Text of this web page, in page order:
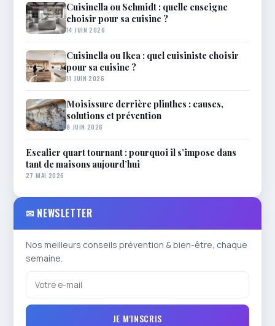
Cuisinella ou Schmidt : quelle enseigne
choisir pour sa cuisine ?
14 JUIN 2026
Cuisinella ou Ikea : quel cuisiniste choisir
pour sa cuisine ?
11 JUIN 2026
Moisissure derrière plinthes : causes,
solutions et prévention
9 JUIN 2026
Escalier quart tournant : pourquoi il s’impose dans
tant de maisons aujourd’hui
27 MAI 2026
✉ NEWSLETTER
Nos meilleurs conseils prévention & bien-être, chaque
semaine.
JE M'INSCRIS